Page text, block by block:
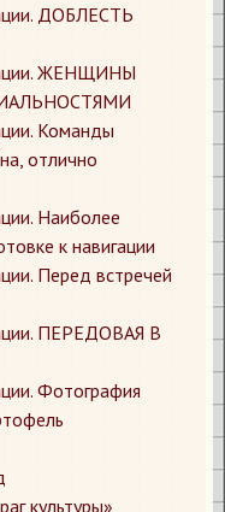
ДОБЛЕСТЬ
ЖЕНЩИНЫ
Команды
отлично
Наиболее
к навигации
Перед встречей
ПЕРЕДОВАЯ В
Фотография
культуры»